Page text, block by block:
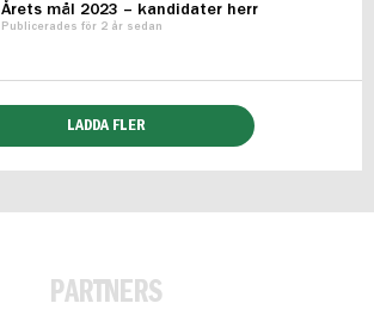
Årets mål 2023 – kandidater herr
Publicerades för 2 år sedan
LADDA FLER
PARTNERS